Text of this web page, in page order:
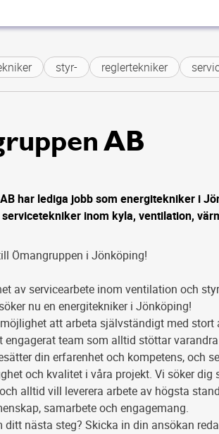
styr- reglertekniker
AB
har lediga jobb som energitekniker i
inom kyla, ventilation,
Ömangruppen i Jönköping!
av servicearbete inom ventilation och
nu en energitekniker i Jönköping!
att arbeta självständigt med stort
engagerat team som alltid stöttar
din erfarenhet och kompetens, och
och kvalitet i våra projekt. Vi söker dig
alltid vill leverera arbete av högsta
samarbete och engagemang.
ditt nästa steg? Skicka in din ansökan